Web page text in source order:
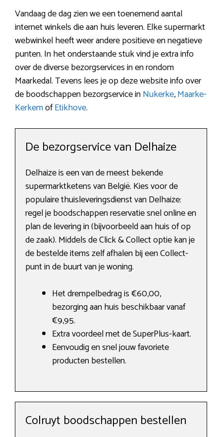
Vandaag de dag zien we een toenemend aantal
internet winkels die aan huis leveren. Elke supermarkt
webwinkel heeft weer andere positieve en negatieve
punten. In het onderstaande stuk vind je extra info
over de diverse bezorgservices in en rondom
Maarkedal. Tevens lees je op deze website info over
de boodschappen bezorgservice inNukerke,Maarke-
KerkemofEtikhove.
De bezorgservice van Delhaize
Delhaize is een van de meest bekende
supermarktketens van België. Kies voor de
populaire thuisleveringsdienst van Delhaize:
regel je boodschappen reservatie snel online en
plan de levering in (bijvoorbeeld aan huis of op
de zaak). Middels de Click & Collect optie kan je
de bestelde items zelf afhalen bij een Collect-
punt in de buurt van je woning.
Het drempelbedrag is €60,00,
bezorging aan huis beschikbaar vanaf
€9,95.
Extra voordeel met de SuperPlus-kaart.
Eenvoudig en snel jouw favoriete
producten bestellen.
Colruyt boodschappen bestellen